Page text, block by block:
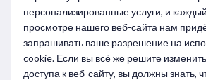
персонализированные услуги, и
просмотре нашего веб-сайта нам
запрашивать ваше разрешение на
cookie. Если вы всё же решите
доступа к веб-сайту, вы должны знать,